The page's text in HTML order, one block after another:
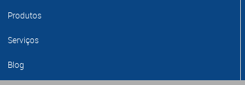
Produtos
Serviços
Blog